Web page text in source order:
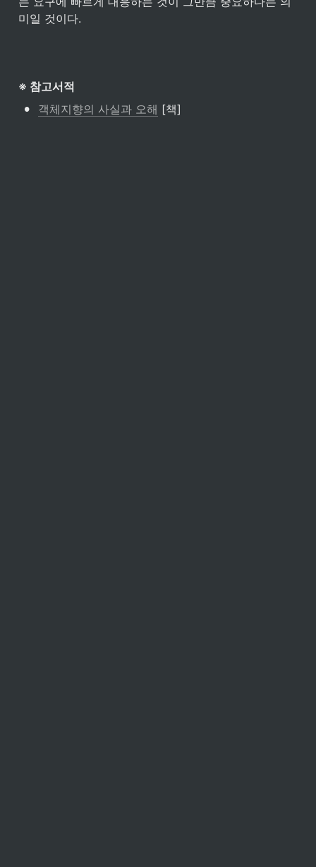
미일 것이다.
※ 참고서적
• 객체지향의 사실과 오해 [책]